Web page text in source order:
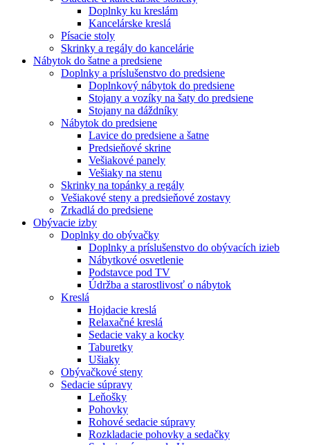
Doplnky ku kreslám
Kancelárske kreslá
Písacie stoly
Skrinky a regály do kancelárie
Nábytok do šatne a predsiene
Doplnky a príslušenstvo do predsiene
Doplnkový nábytok do predsiene
Stojany a vozíky na šaty do predsiene
Stojany na dáždníky
Nábytok do predsiene
Lavice do predsiene a šatne
Predsieňové skrine
Vešiakové panely
Vešiaky na stenu
Skrinky na topánky a regály
Vešiakové steny a predsieňové zostavy
Zrkadlá do predsiene
Obývacie izby
Doplnky do obývačky
Doplnky a príslušenstvo do obývacích izieb
Nábytkové osvetlenie
Podstavce pod TV
Údržba a starostlivosť o nábytok
Kreslá
Hojdacie kreslá
Relaxačné kreslá
Sedacie vaky a kocky
Taburetky
Ušiaky
Obývačkové steny
Sedacie súpravy
Leňošky
Pohovky
Rohové sedacie súpravy
Rozkladacie pohovky a sedačky